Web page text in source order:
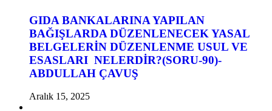
GIDA BANKALARINA YAPILAN
BAĞIŞLARDA DÜZENLENECEK YASAL
BELGELERİN DÜZENLENME USUL VE
ESASLARI NELERDİR?(SORU-90)-
ABDULLAH ÇAVUŞ
Aralık 15, 2025